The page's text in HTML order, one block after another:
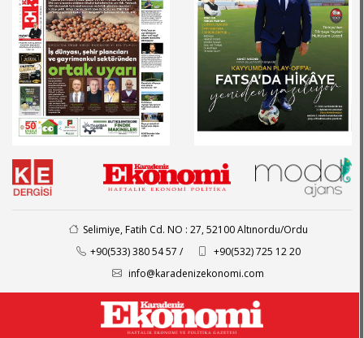
Selimiye, Fatih Cd. NO : 27, 52100 Altınordu/Ordu
+90(533) 380 54 57 /
+90(532) 725 12 20
info@karadenizekonomi.com